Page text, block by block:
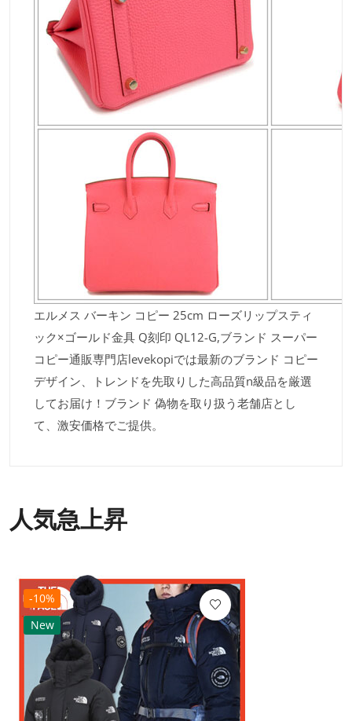
エルメス バーキン コピー 25cm ローズリップスティ
ック×ゴールド金具 Q刻印 QL12-G,ブランド スーパー
コピー通販専門店levekopiでは最新のブランド コピー
デザイン、トレンドを先取りした高品質n級品を厳選
してお届け！ブランド 偽物を取り扱う老舗店とし
て、激安価格でご提供。
人気急上昇
-10%
New